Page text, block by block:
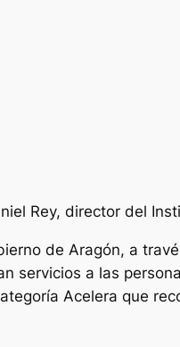
Rey, director del
de Aragón, a
servicios a las
Acelera que